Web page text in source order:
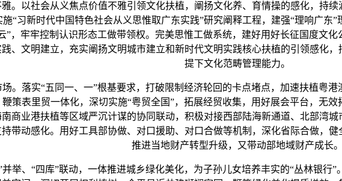
以社会从义焦点价值不雅引领文化扶植，阐扬文化养、育情操的感化，持
“习新时代中国特色社会从义思惟取广东实践”研究阐释工程，建强“理响广
”，牢牢控制认识形态工做带领权。完美思惟工做系统，建好用好长征国度文
、文明建立，充实阐扬文明城市建立和新时代文明实践核心扶植的引领感化
提下文化范畴管理能力。
落实“五同一、一”根基要求，打破限制经济轮回的卡点堵点，加速扶植粤
策表里贸一体化，深切实施“粤贸全国”，拓展经贸收集，用好展会平台，无
商业港扶植等区域严沉计谋的协同联动，积极对接西部陆海新通道、北部湾
带动感化。用好工具部协做、对口援助、对口合做等机制，深化省际合做，
推进当地财产转型升级，又带动部地域财产成长。
、“四库”联动，一体推进城乡绿化美化，为子孙儿女培养丰实的“丛林银行